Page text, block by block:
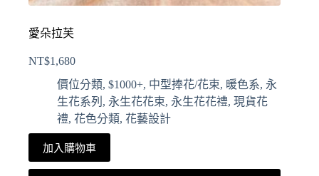
愛朵拉芙
NT$1,680
價位分類, $1000+, 中型捧花/花束, 暖色系, 永
生花系列 , 永生花花束, 永生花花禮, 現貨花
禮, 花色分類, 花藝設計
加入購物車